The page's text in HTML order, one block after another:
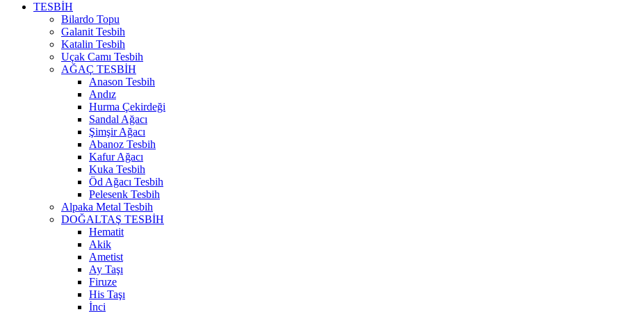
TESBİH
Bilardo Topu
Galanit Tesbih
Katalin Tesbih
Uçak Camı Tesbih
AĞAÇ TESBİH
Anason Tesbih
Andız
Hurma Çekirdeği
Sandal Ağacı
Şimşir Ağacı
Abanoz Tesbih
Kafur Ağacı
Kuka Tesbih
Öd Ağacı Tesbih
Pelesenk Tesbih
Alpaka Metal Tesbih
DOĞALTAŞ TESBİH
Hematit
Akik
Ametist
Ay Taşı
Firuze
His Taşı
İnci